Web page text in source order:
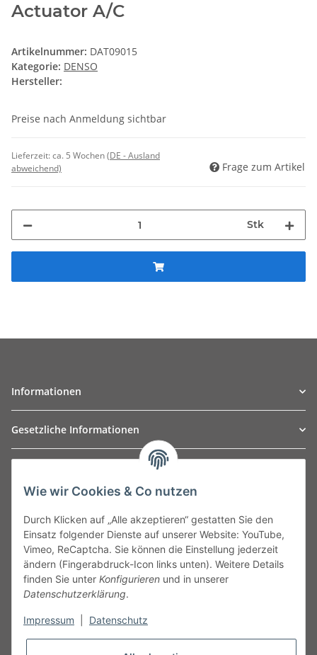
Actuator A/C
Artikelnummer: DAT09015
Kategorie: DENSO
Hersteller:
Preise nach Anmeldung sichtbar
Lieferzeit:ca. 5 Wochen(DE - Ausland
abweichend)
Frage zum Artikel
Stk
Informationen
Gesetzliche Informationen
Leibnizstraße 2a
Germany
Phone:+49 40 5287270
Fax:+49 40 5281050
Email:sales@tow-automotive.de
Wie wir Cookies & Co nutzen
Durch Klicken auf „Alle akzeptieren“ gestatten Sie den
Einsatz folgender Dienste auf unserer Website: YouTube,
Vimeo, ReCaptcha. Sie können die Einstellung jederzeit
ändern (Fingerabdruck-Icon links unten). Weitere Details
finden Sie unter Konfigurieren und in unserer
Datenschutzerklärung.
Impressum Datenschutz